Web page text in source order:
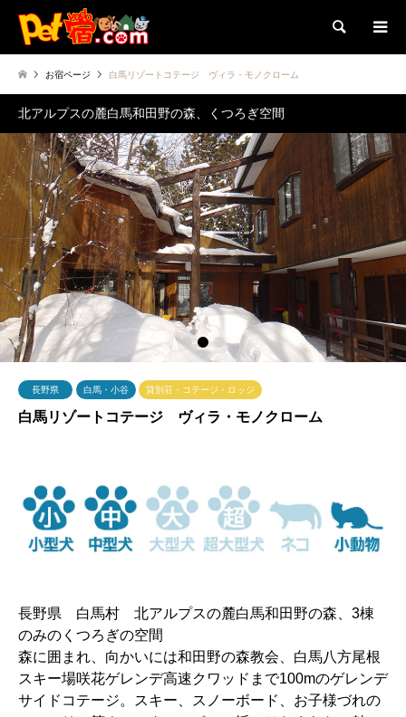
検索
お宿ページ 白馬リゾートコテージ ヴィラ・モノクローム
北アルプスの麓白馬和田野の森、くつろぎ空間
1 2 3
長野県 白馬・小谷 貸別荘・コテージ・ロッジ
白馬リゾートコテージ ヴィラ・モノクローム
長野県 白馬村 北アルプスの麓白馬和田野の森、3棟
のみのくつろぎの空間
森に囲まれ、向かいには和田野の森教会、白馬八方尾根
スキー場咲花ゲレンデ高速クワッドまで100mのゲレンデ
サイドコテージ。スキー、スノーボード、お子様づれの